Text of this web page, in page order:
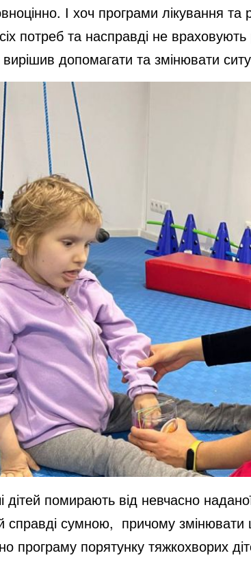
І хоч програми лікування та
потреб та насправді не
допомагати та змінювати
дітей помирають від невчасно
справді сумною, причому
програму порятунку тяжкохворих